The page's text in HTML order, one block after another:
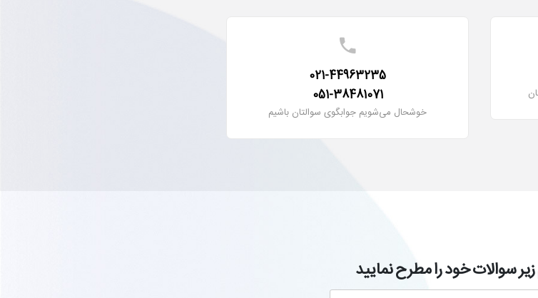
021-44963235
051-38481071
خوشحال می‌شویم جوابگوی سوالتان باشیم
سوالات خود را مطرح نمایید